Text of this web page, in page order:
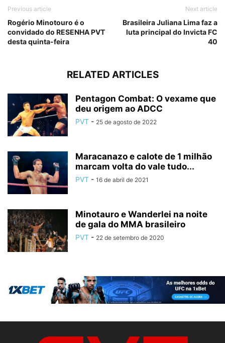
Previous article
Rogério Minotouro é o
convidado do RESENHA PVT
desta quinta-feira
Next article
Brasileira Juliana Lima faz a
luta principal do Invicta FC
40
RELATED ARTICLES
Pentagon Combat: O vexame que
deu origem ao ADCC
PVT - 25 de agosto de 2022
Maracanazo e calote de 1 milhão
marcam volta do vale tudo...
PVT - 16 de abril de 2021
Minotauro e Wanderlei na noite
de gala do MMA brasileiro
PVT - 22 de setembro de 2020